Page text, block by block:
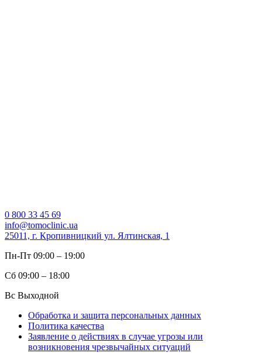
0 800 33 45 69
info@tomoclinic.ua
25011, г. Кропивницкий ул. Ялтинская, 1
Пн-Пт 09:00 – 19:00
Сб 09:00 – 18:00
Вс Выходной
Обработка и защита персональных данных
Политика качества
Заявление о действиях в случае угрозы или
возникновения чрезвычайных ситуаций